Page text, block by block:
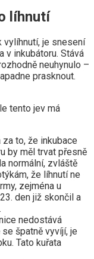
líhnutí
vylíhnutí, je snesení
v inkubátoru. Stává
neuhynulo –
prasknout.
tento jev má
to, že inkubace
by měl trvat přesně
normální, zvláště
že líhnutí ne
zejména u
den již skončil a
nedostává
špatně vyvíjí, je
Tato kuřata